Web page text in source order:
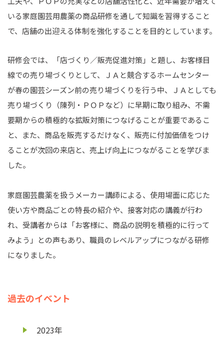
いる家庭園芸用農薬の商品研修を通して知識を習得すること
で、店舗の出迎える体制を強化することを目的としています。
研修会では、「店づくり／販売促進対策」と題し、お客様目
線での売り場づくりとして、ＪＡと競合するホームセンター
が春の園芸シーズン前の売り場づくりを行う中、ＪＡとしても
売り場づくり（陳列・ＰＯＰなど）に早期に取り組み、不需
要期からの積極的な拡販対策につなげることが重要であるこ
と、また、商品を販売するだけなく、販売に付加価値をつけ
ることが次回の来店と、売上げ向上につながることを学びま
した。
家庭園芸農薬を扱うメーカー講師による、使用場面に応じた
使い方や商品ごとの特長の紹介や、接客対応の講義が行わ
れ、受講者からは「お客様に、商品の説明を積極的に行って
みよう」との声もあり、職員のレベルアップにつながる研修
になりました。
過去のイベント
2023年